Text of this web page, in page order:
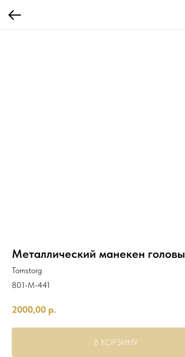
Металлический манекен головы
Tomstorg
801-M-441
2000,00 р.
В КОРЗИНУ